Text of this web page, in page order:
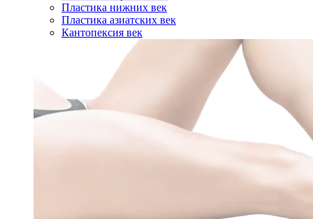
Пластика нижних век
Пластика азиатских век
Кантопексия век